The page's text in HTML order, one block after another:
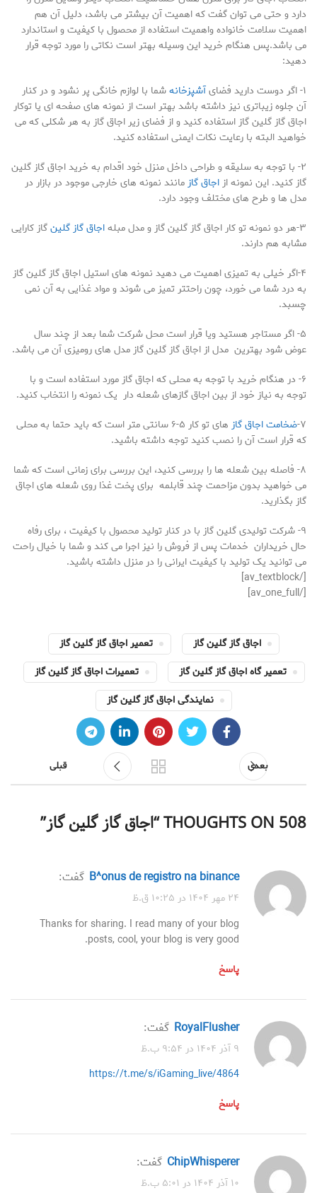
دارد و حتی می توان گفت که اهمیت آن بیشتر می باشد، دلیل آن هم
اهمیت سلامت خانواده واهمیت استفاده از محصول با کیفیت و استاندارد
می باشد.پس هنگام خرید این وسیله بهتر است نکاتی را مورد توجه قرار
دهید:
۱- اگر دوست دارید فضای
آشپزخانهشما با لوازم خانگی پر نشود و در کنار
آن جلوه زیباتری نیز داشته باشد بهتر است از نمونه های صفحه ای یا توکار
اجاق گاز گلین گاز استفاده کنید و از فضای زیر اجاق گاز به هر شکلی که می
خواهید البته با رعایت نکات ایمنی استفاده کنید.
۲- با توجه به سلیقه و طراحی داخل منزل خود اقدام به خرید اجاق گاز گلین
گاز کنید. این نمونه ازاجاق گازمانند نمونه های خارجی موجود در بازار در
مدل ها و طرح های مختلف وجود دارد.
۳-هر دو نمونه تو کار اجاق گاز گلین گاز و مدل مبله
اجاق گاز گلینگاز کارایی
مشابه هم دارند.
۴-اگر خیلی به تمیزی اهمیت می دهید نمونه های استیل اجاق گاز گلین گاز
به درد شما می خورد، چون راحتتر تمیز می شوند و مواد غذایی به آن نمی
چسبد.
۵- اگر مستاجر هستید ویا قرار است محل شرکت شما بعد از چند سال
عوض شود بهترین مدل از اجاق گاز گلین گاز مدل های رومیزی آن می باشد.
۶- در هنگام خرید با توجه به محلی که اجاق گاز مورد استفاده است و با
توجه به نیاز خود از بین اجاق گازهای شعله دار یک نمونه را انتخاب کنید.
۷- ضخامت اجاق گاز
های تو کار ۵-۶ سانتی متر است که باید حتما به محلی
که قرار است آن را نصب کنید توجه داشته باشید.
۸- فاصله بین شعله ها را بررسی کنید، این بررسی برای زمانی است که شما
می خواهید بدون مزاحمت چند قابلمه برای پخت غذا روی شعله های اجاق
گاز بگذارید.
۹- شرکت تولیدی گلین گاز با در کنار تولید محصول با کیفیت ، برای رفاه
حال خریداران خدمات پس از فروش را نیز اجرا می کند و شما با خیال راحت
می توانید یک تولید با کیفیت ایرانی را در منزل داشته باشید.
[/av_textblock]
[/av_one_full]
اجاق گاز گلین گاز
تعمیر اجاق گاز گلین گاز
تعمیر گاه اجاق گاز گلین گاز
تعمیرات اجاق گاز گلین گاز
نمایندگی اجاق گاز گلین گاز
بعدی قبلی
508 THOUGHTS ON “ اجاق گاز گلین گاز”
b^onus de registro na binance گفت:
۲۴ مهر ۱۴۰۴ در ۱۰:۲۵ ق.ظ
Thanks for sharing. I read many of your blog
posts, cool, your blog is very good.
پاسخ
RoyalFlusher گفت:
۹ آذر ۱۴۰۴ در ۹:۵۴ ب.ظ
https://t.me/s/iGaming_live/4864
پاسخ
ChipWhisperer گفت:
۱۰ آذر ۱۴۰۴ در ۵:۰۱ ب.ظ